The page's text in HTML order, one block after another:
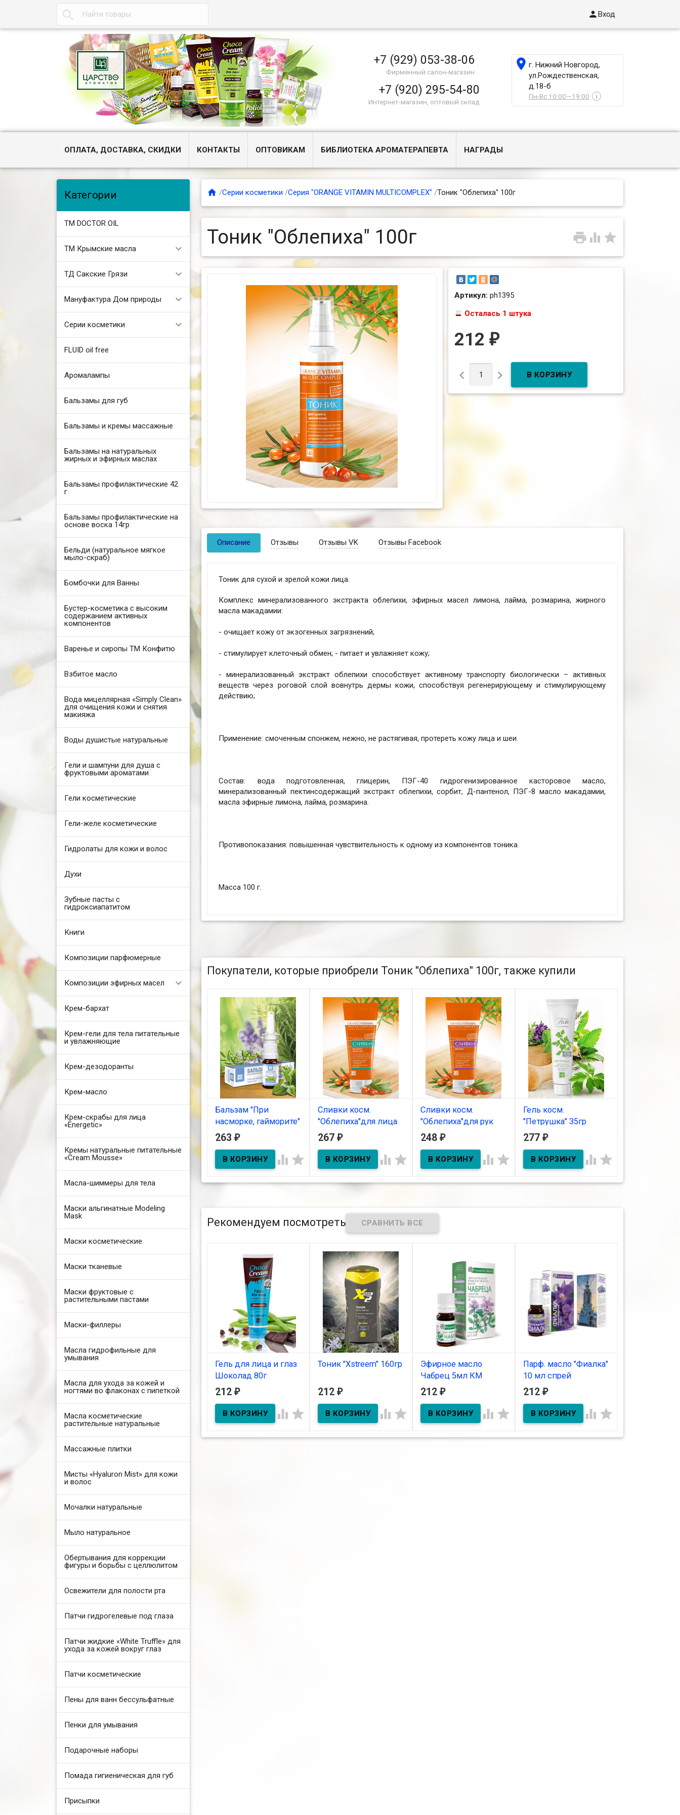
 Вход
+7 (929) 053-38-06
Фирменный салон-магазин
+7 (920) 295-54-80
Интернет-магазин, оптовый склад
г. Нижний Новгород,
ул.Рождественская,
д.18-б
Пн-Вс 10:00—19:00 i
ОПЛАТА, ДОСТАВКА, СКИДКИ КОНТАКТЫ ОПТОВИКАМ БИБЛИОТЕКА АРОМАТЕРАПЕВТА НАГРАДЫ
Категории
ТМ DOCTOR OIL
ТМ Крымские масла
ТД Сакские Грязи
Мануфактура Дом природы
Серии косметики
FLUID oil free
Аромалампы
Бальзамы для губ
Бальзамы и кремы массажные
Бальзамы на натуральных
жирных и эфирных маслах
Бальзамы профилактические 42
г
Бальзамы профилактические на
основе воска 14гр
Бельди (натуральное мягкое
мыло-скраб)
Бомбочки для Ванны
Бустер-косметика с высоким
содержанием активных
компонентов
Варенье и сиропы ТМ Конфитю
Взбитое масло
Вода мицеллярная «Simply Clean»
для очищения кожи и снятия
макияжа
Воды душистые натуральные
Гели и шампуни для душа с
фруктовыми ароматами
Гели косметические
Гели-желе косметические
Гидролаты для кожи и волос
Духи
Зубные пасты с
гидроксиапатитом
Книги
Композиции парфюмерные
Композиции эфирных масел
Крем-бархат
Крем-гели для тела питательные
и увлажняющие
Крем-дезодоранты
Крем-масло
Крем-скрабы для лица
«Energetic»
Кремы натуральные питательные
«Cream Mousse»
Масла-шиммеры для тела
Маски альгинатные Modeling
Mask
Маски косметические
Маски тканевые
Маски фруктовые с
растительными пастами
Маски-филлеры
Масла гидрофильные для
умывания
Масла для ухода за кожей и
ногтями во флаконах с пипеткой
Масла косметические
растительные натуральные
Массажные плитки
Мисты «Hyaluron Mist» для кожи
и волос
Мочалки натуральные
Мыло натуральное
Обертывания для коррекции
фигуры и борьбы с целлюлитом
Освежители для полости рта
Патчи гидрогелевые под глаза
Патчи жидкие «White Truffle» для
ухода за кожей вокруг глаз
Патчи косметические
Пены для ванн бессульфатные
Пенки для умывания
Подарочные наборы
Помада гигиеническая для губ
Присыпки
 /Серии косметики /Серия "ORANGE VITAMIN MULTICOMPLEX" /Тоник "Облепиха" 100г
  
Тоник "Облепиха" 100г
Артикул:ph1395
Осталась 1 штука
212₽
 
Описание Отзывы Отзывы VK Отзывы Facebook
Тоник для сухой и зрелой кожи лица.
Комплекс минерализованного экстракта облепихи, эфирных масел лимона, лайма, розмарина, жирного
масла макадамии:
- очищает кожу от экзогенных загрязнений;
- стимулирует клеточный обмен; - питает и увлажняет кожу;
- минерализованный экстракт облепихи способствует активному транспорту биологически – активных
веществ через роговой слой вовнутрь дермы кожи, способствуя регенерирующему и стимулирующему
действию;
Применение: смоченным спонжем, нежно, не растягивая, протереть кожу лица и шеи.
Состав: вода подготовленная, глицерин, ПЭГ-40 гидрогенизированное касторовое масло,
минерализованный пектинсодержащий экстракт облепихи, сорбит, Д-пантенол, ПЭГ-8 масло макадамии,
масла эфирные лимона, лайма, розмарина.
Противопоказания: повышенная чувствительность к одному из компонентов тоника.
Масса 100 г.
Покупатели, которые приобрели Тоник "Облепиха" 100г, также купили
Бальзам "При
насморке, гайморите"
(Эвкалиптовый)
Бальзам-спрей "При
263 ₽
 
Сливки косм.
"Облепиха"для лица
80г
В наличии
Сливки косм.
267 ₽
 
Сливки косм.
"Облепиха"для рук
80г
В наличии
Сливки косм.
248 ₽
 
Гель косм.
"Петрушка" 35гр
В наличии
Гель косм. "Петрушка" 35гр
277 ₽
 
Рекомендуем посмотреть
Гель для лица и глаз
Шоколад 80г
В наличии
Гель для лица и глаз
212 ₽
 
Тоник "Xstreem" 160гр
В наличии
Тоник "Xstreem" 160гр
212 ₽
 
Эфирное масло
Чабрец 5мл КМ
В наличии
212 ₽
 
Парф. масло "Фиалка"
10 мл спрей
В наличии
212 ₽
 